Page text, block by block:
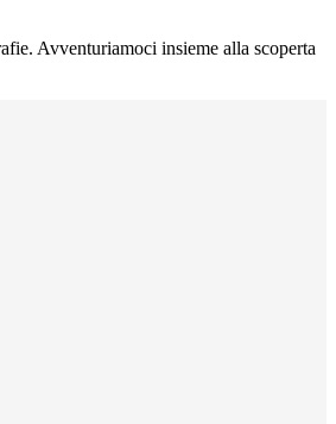
Avventuriamoci insieme alla scoperta